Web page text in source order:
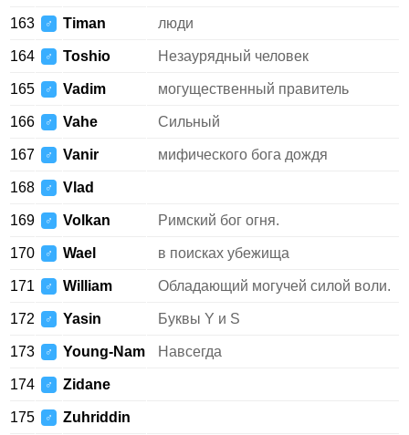
163 ♂ Timan люди
164 ♂ Toshio Незаурядный человек
165 ♂ Vadim могущественный правитель
166 ♂ Vahe Сильный
167 ♂ Vanir мифического бога дождя
168 ♂ Vlad
169 ♂ Volkan Римский бог огня.
170 ♂ Wael в поисках убежища
171 ♂ William Обладающий могучей силой воли.
172 ♂ Yasin Буквы Y и S
173 ♂ Young-Nam Навсегда
174 ♂ Zidane
175 ♂ Zuhriddin